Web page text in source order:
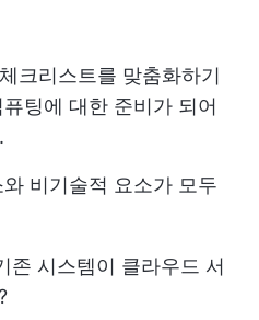
크리스트를 맞춤화하기
팅에 대한 준비가 되어
비기술적 요소가 모두
존 시스템이 클라우드 서